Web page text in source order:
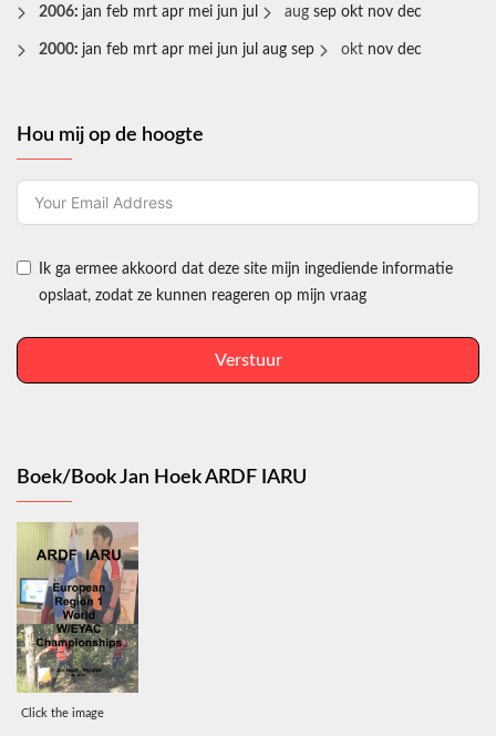
2006: jan feb mrt apr mei jun jul aug sep okt nov dec
2000: jan feb mrt apr mei jun jul aug sep okt nov dec
Hou mij op de hoogte
Ik ga ermee akkoord dat deze site mijn ingediende informatie
opslaat, zodat ze kunnen reageren op mijn vraag
Verstuur
Boek/Book Jan Hoek ARDF IARU
Click the image